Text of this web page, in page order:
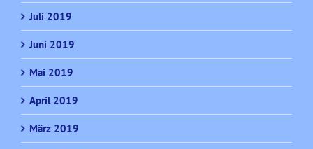
Juli 2019
Juni 2019
Mai 2019
April 2019
März 2019